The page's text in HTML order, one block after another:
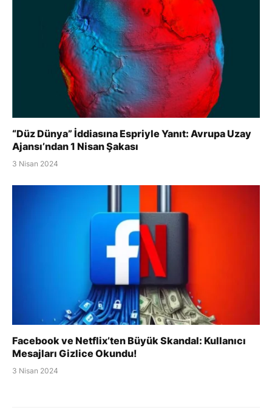
“Düz Dünya” İddiasına Espriyle Yanıt: Avrupa Uzay
Ajansı’ndan 1 Nisan Şakası
3 Nisan 2024
Facebook ve Netflix’ten Büyük Skandal: Kullanıcı
Mesajları Gizlice Okundu!
3 Nisan 2024